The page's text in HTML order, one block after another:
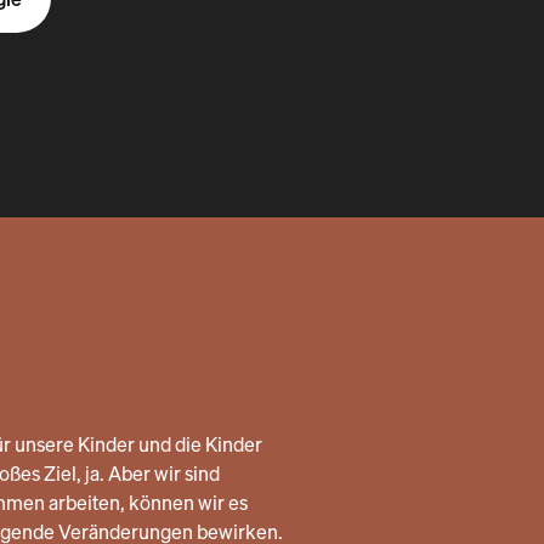
unsere Kinder und die Kinder
Ziel, ja. Aber wir sind
arbeiten, können wir es
Veränderungen bewirken.